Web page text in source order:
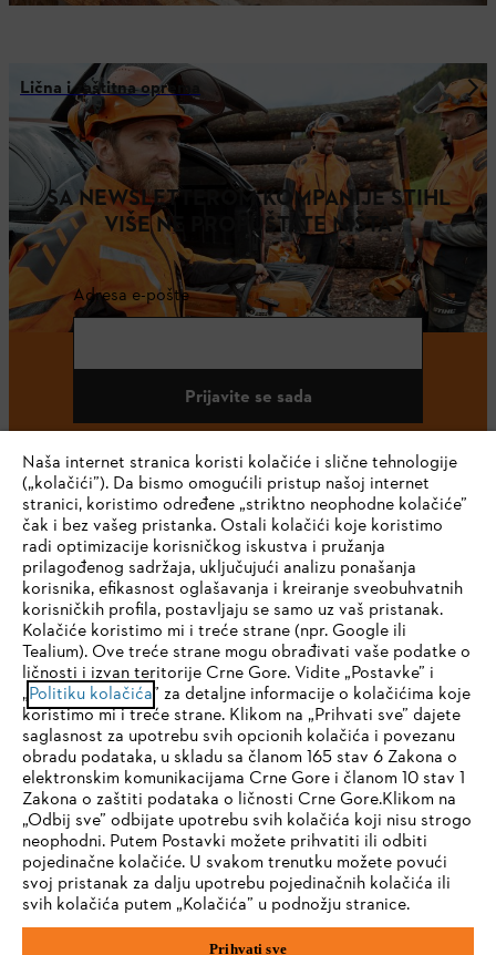
Lična i zaštitna oprema
SA NEWSLETTEROM KOMPANIJE STIHL
VIŠE NE PROPUŠTATE NIŠTA
Adresa e-pošte
Prijavite se sada
#STIHL
Kompanija
STIHL FAQ
Servis
IHR BROWSER WIRD NICHT
UNTERSTÜTZT
Sie nutzen einen Browser, den wir noch nicht unterstützen. Für
eine optimale Nutzung unserer Seite empfehlen wir Ihnen, zu
einem der folgenden Browser zu wechseln:
Firefox Chrome
Naša internet stranica koristi kolačiće i slične tehnologije
(„kolačići”). Da bismo omogućili pristup našoj internet
stranici, koristimo određene „striktno neophodne kolačiće”
čak i bez vašeg pristanka. Ostali kolačići koje koristimo
radi optimizacije korisničkog iskustva i pružanja
prilagođenog sadržaja, uključujući analizu ponašanja
korisnika, efikasnost oglašavanja i kreiranje sveobuhvatnih
korisničkih profila, postavljaju se samo uz vaš pristanak.
Kolačiće koristimo mi i treće strane (npr. Google ili
Tealium). Ove treće strane mogu obrađivati vaše podatke o
ličnosti i izvan teritorije Crne Gore. Vidite „Postavke” i
„Politiku kolačića” za detaljne informacije o kolačićima koje
koristimo mi i treće strane. Klikom na „Prihvati sve” dajete
saglasnost za upotrebu svih opcionih kolačića i povezanu
obradu podataka, u skladu sa članom 165 stav 6 Zakona o
elektronskim komunikacijama Crne Gore i članom 10 stav 1
Zakona o zaštiti podataka o ličnosti Crne Gore.Klikom na
„Odbij sve” odbijate upotrebu svih kolačića koji nisu strogo
neophodni. Putem Postavki možete prihvatiti ili odbiti
pojedinačne kolačiće. U svakom trenutku možete povući
svoj pristanak za dalju upotrebu pojedinačnih kolačića ili
svih kolačića putem „Kolačića” u podnožju stranice.
Prihvati sve